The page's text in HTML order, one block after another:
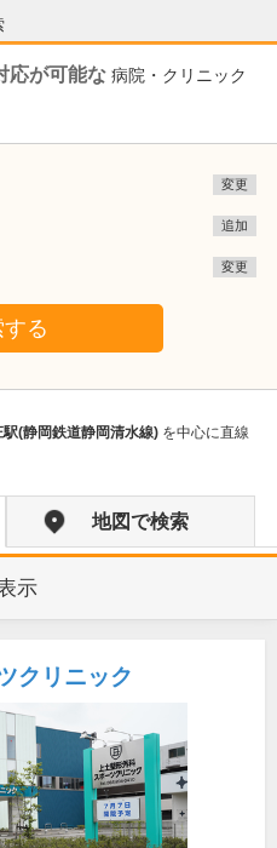
応が可能な 病院・クリニック
変更
追加
変更
る
駅(静岡鉄道静岡清水線) を中心に直線
地図で検索
示
クリニック